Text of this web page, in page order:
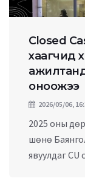
Closed
хаагчид
оноожээ
2026/05/06,
2025 оны
шөнө
явуулдаг CU